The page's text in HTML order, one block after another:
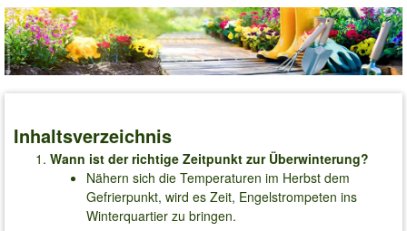
Inhaltsverzeichnis
Wann ist der richtige Zeitpunkt zur Überwinterung?
Nähern sich die Temperaturen im Herbst dem
Gefrierpunkt, wird es Zeit, Engelstrompeten ins
Winterquartier zu bringen.